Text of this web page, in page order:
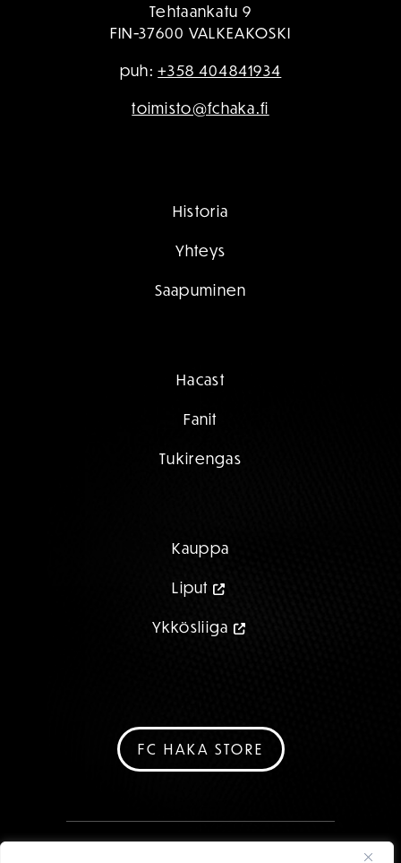
Tehtaankatu 9
FIN-37600 VALKEAKOSKI
puh:+358 404841934
toimisto@fchaka.fi
Historia
Yhteys
Saapuminen
Hacast
Fanit
Tukirengas
Kauppa
Liput
Ykkösliiga
FC HAKA STORE